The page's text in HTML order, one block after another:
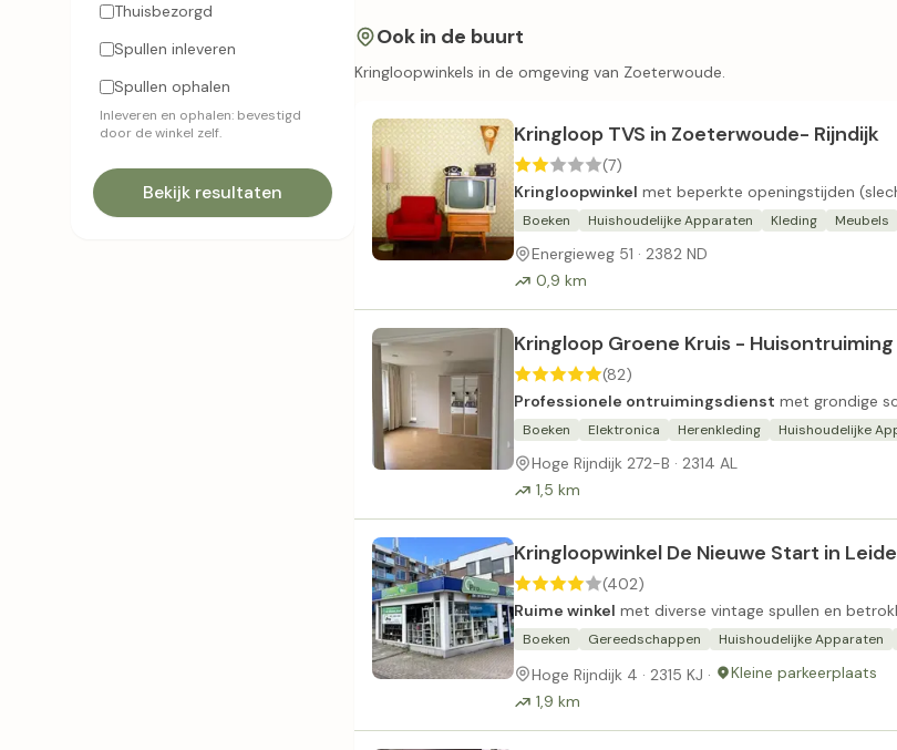
Thuisbezorgd
Spullen inleveren
Spullen ophalen
Inleveren en ophalen: bevestigd
door de winkel zelf.
Bekijk resultaten
Ook in de buurt
Kringloopwinkels in de omgeving van Zoeterwoude.
Kringloop TVS in Zoeterwoude- Rijndijk
(7)
Kringloopwinkel met beperkte openingstijden
Boeken Huishoudelijke Apparaten Kleding Meubels
Energieweg 51 · 2382 ND
0,9 km
Kringloop Groene Kruis -
(82)
Professionele ontruimingsdienst met grondige
Boeken Elektronica Herenkleding Huishoudelijke
Hoge Rijndijk 272-B · 2314 AL
1,5 km
Kringloopwinkel De Nieuwe Start in
(402)
Ruime winkel met diverse vintage spullen en
Boeken Gereedschappen Huishoudelijke Apparaten
Hoge Rijndijk 4 · 2315 KJ ·
Kleine parkeerplaats
1,9 km